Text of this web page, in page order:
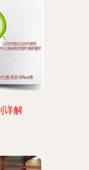
详解